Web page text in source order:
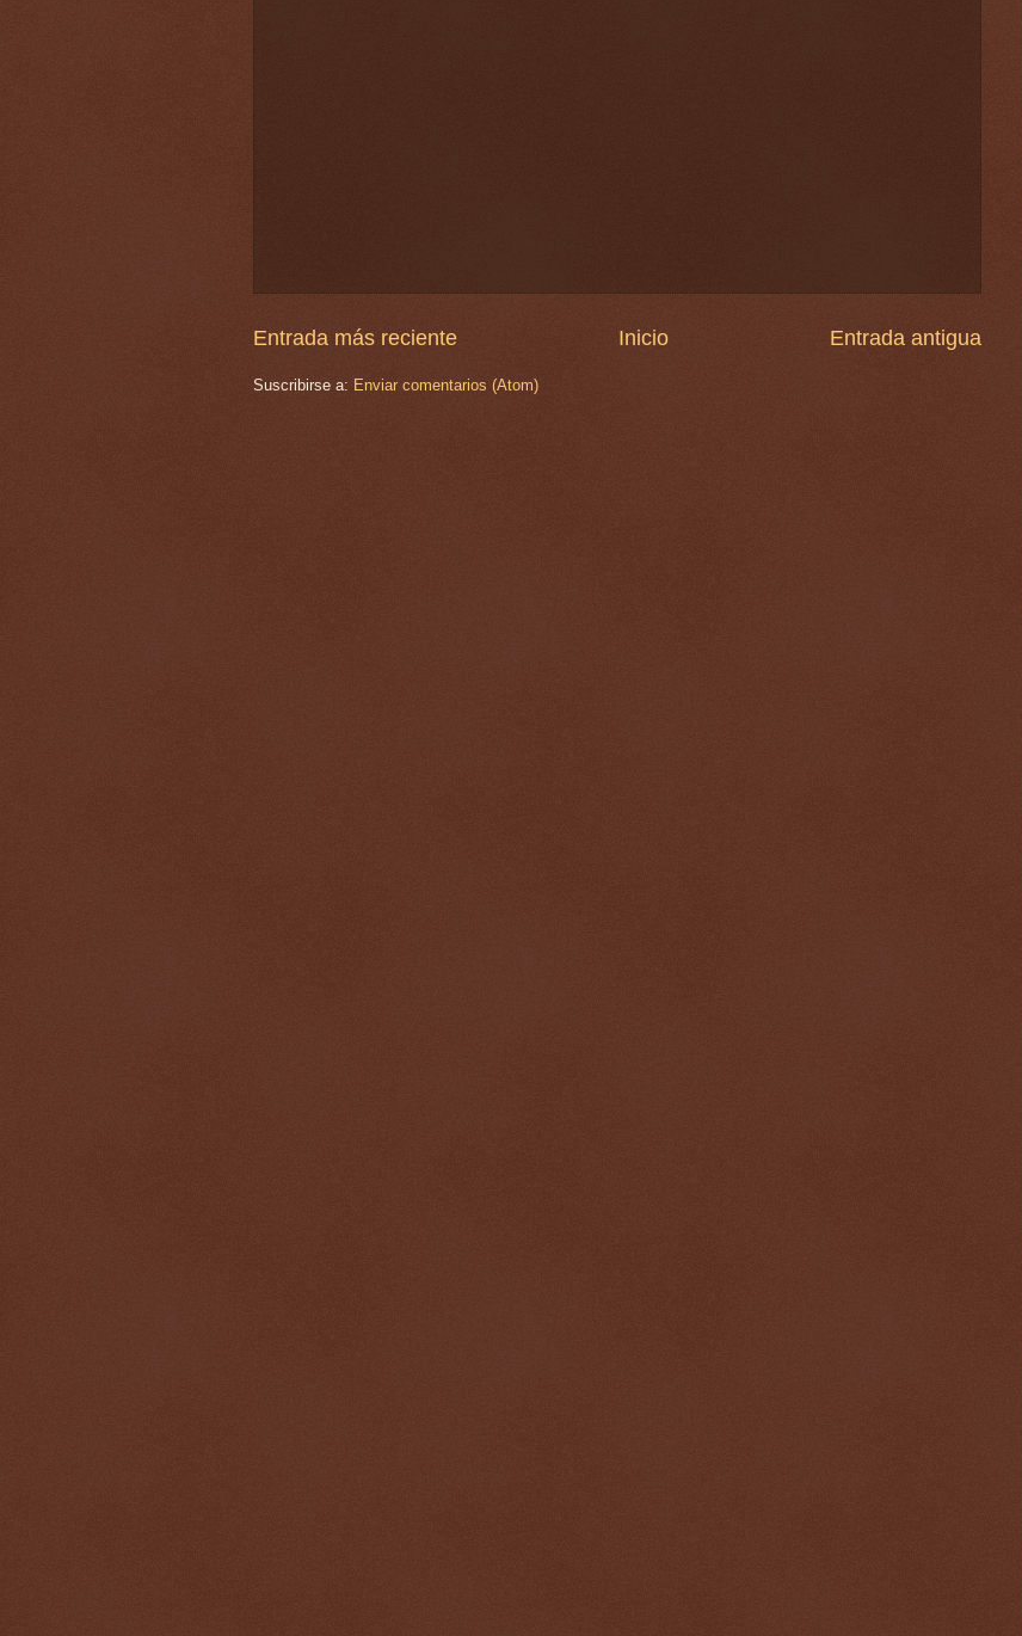
Entrada más reciente Entrada antigua
Inicio
Suscribirse a: Enviar comentarios (Atom)